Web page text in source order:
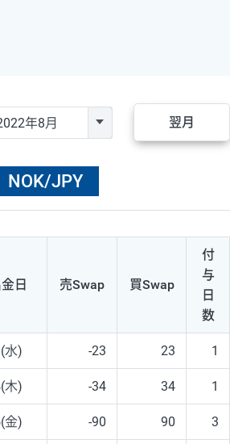
翌月
NOK/JPY
金日 売Swap 買Swap
付
与
日
数
水) -23 23 1
木) -34 34 1
金) -90 90 3